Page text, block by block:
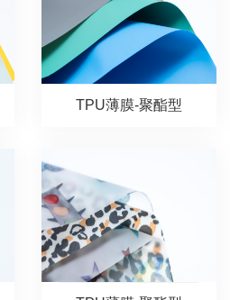
TPU薄膜-聚酯型